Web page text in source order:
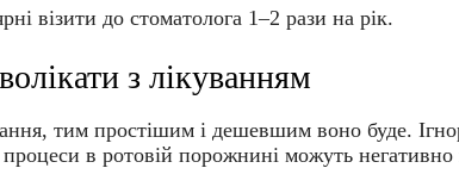
візити до стоматолога 1–2 рази на рік.
з лікуванням
тим простішим і дешевшим воно буде.
процеси в ротовій порожнині можуть